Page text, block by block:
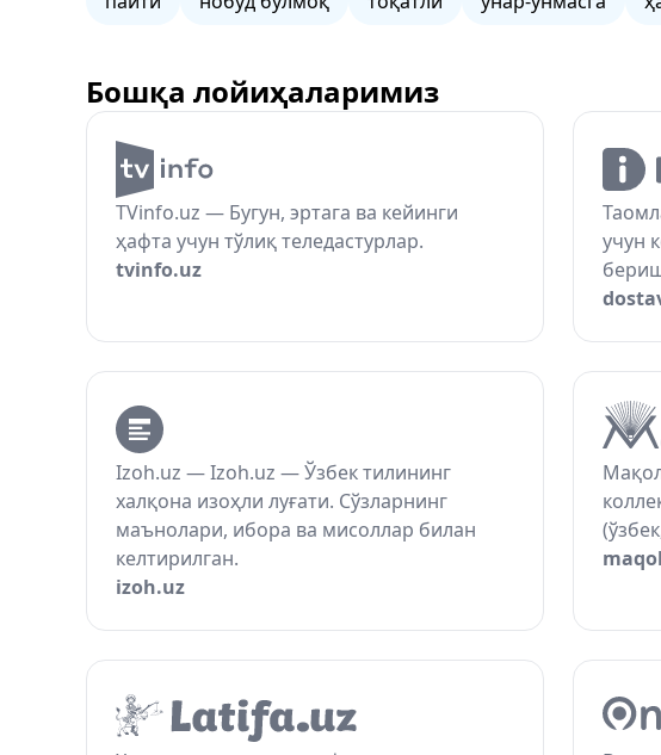
Бошқа лойиҳаларимиз
TVinfo.uz — Бугун, эртага ва кейинги
ҳафта учун тўлиқ теледастурлар.
tvinfo.uz
учун
Izoh.uz — Izoh.uz — Ўзбек тилининг
халқона изоҳли луғати. Сўзларнинг
маънолари, ибора ва мисоллар билан
келтирилган.
izoh.uz